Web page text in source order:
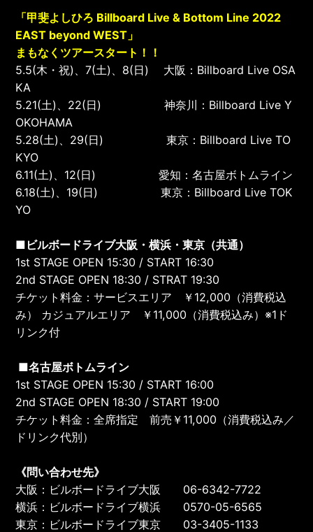
「甲斐よしひろ Billboard Live & Bottom Line 2022
EAST beyond WEST」
まもなくツアースタート！！
5.5(木・祝)、7(土)、8(日) 大阪：Billboard Live OSA
KA
5.21(土)、22(日) 神奈川：Billboard Live Y
OKOHAMA
5.28(土)、29(日) 東京：Billboard Live TO
KYO
6.11(土)、12(日) 愛知：名古屋ボトムライン
6.18(土)、19(日) 東京：Billboard Live TOK
YO
■ビルボードライブ大阪・横浜・東京（共通）
1st STAGE OPEN 15:30 / START 16:30
2nd STAGE OPEN 18:30 / STRAT 19:30
チケット料金：サービスエリア ￥12,000（消費税込
み） カジュアルエリア ￥11,000（消費税込み）※1ド
リンク付
■名古屋ボトムライン
1st STAGE OPEN 15:30 / START 16:00
2nd STAGE OPEN 18:30 / START 19:00
チケット料金：全席指定 前売￥11,000（消費税込み／
ドリンク代別）
《問い合わせ先》
大阪：ビルボードライブ大阪 06-6342-7722
横浜：ビルボードライブ横浜 0570-05-6565
東京：ビルボードライブ東京 03-3405-1133